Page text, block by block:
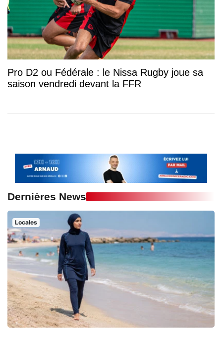
Pro D2 ou Fédérale : le Nissa Rugby joue sa
saison vendredi devant la FFR
Dernières News
Locales